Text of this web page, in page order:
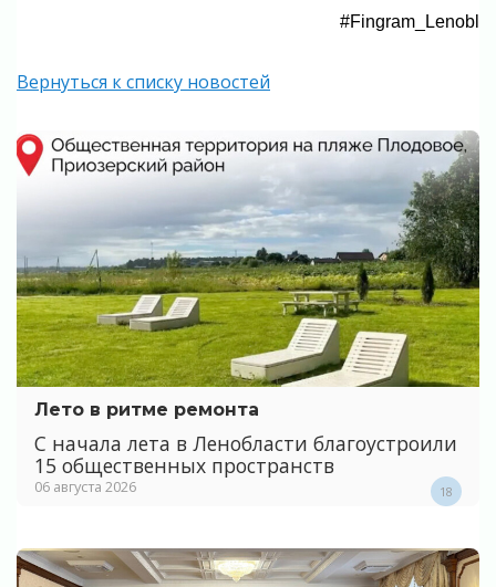
#Fingram_Lenobl
Вернуться к списку новостей
Лето в ритме ремонта
С начала лета в Ленобласти благоустроили
15 общественных пространств
06 августа 2026 18